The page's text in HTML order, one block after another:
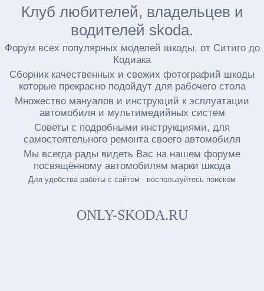
Клуб любителей, владельцев и
водителей skoda.
Форум всех популярных моделей шкоды, от Ситиго до
Кодиака
Сборник качественных и свежих фотографий шкоды
которые прекрасно подойдут для рабочего стола
Множество мануалов и инструкций к эсплуатации
автомобиля и мультимедийных систем
Советы с подробными инструкциями, для
самостоятельного ремонта своего автомобиля
Мы всегда рады видеть Вас на нашем форуме
посвящённому автомобилям марки шкода
Для удобства работы с сайтом - воспользуйтесь поиском
ONLY-SKODA.RU